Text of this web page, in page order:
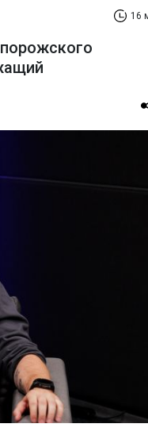
16